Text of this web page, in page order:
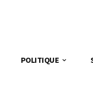
POLITIQUE